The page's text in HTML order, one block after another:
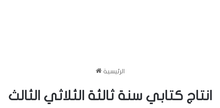
الرئيسية
انتاج كتابي سنة ثالثة الثلاثي الثالث